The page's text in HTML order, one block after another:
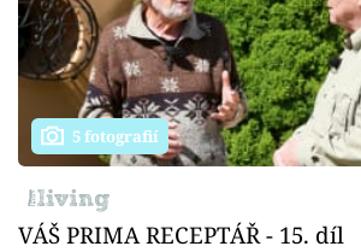
5 fotografií
VÁŠ PRIMA RECEPTÁŘ - 15. díl